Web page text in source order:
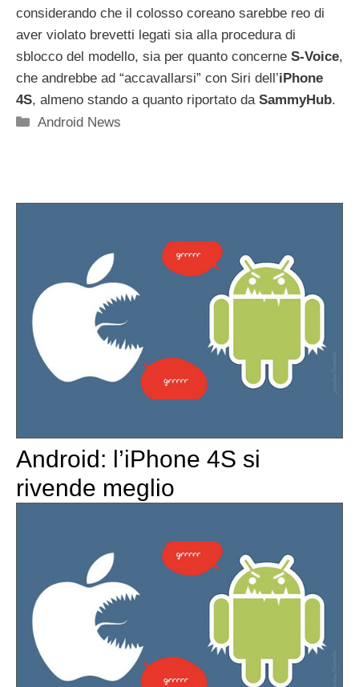
considerando che il colosso coreano sarebbe reo di
aver violato brevetti legati sia alla procedura di
sblocco del modello, sia per quanto concerne S-Voice,
che andrebbe ad “accavallarsi” con Siri dell’iPhone
4S, almeno stando a quanto riportato da SammyHub.
Categorie
Android News
Android: l’iPhone 4S si
rivende meglio